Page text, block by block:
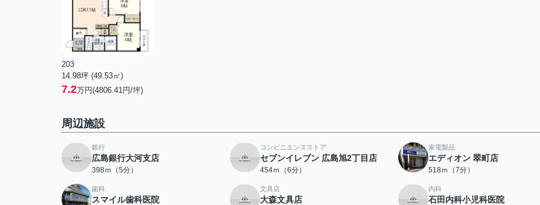
203
14.98坪 (49.53㎡)
7.2万円(4806.41円/坪)
周辺施設
銀行
広島銀行大河支店
398ｍ（5分）
コンビニエンスストア
セブンイレブン 広島旭2丁目店
454ｍ（6分）
家電製品
エディオン 翠町店
518ｍ（7分）
歯科
スマイル歯科医院
文具店
大森文具店
内科
石田内科小児科医院